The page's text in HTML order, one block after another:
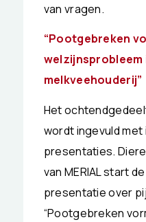
van vragen.
“Pootgebreken
welzijnsprobleem
melkveehouderij”
Het
wordt ingevuld
presentaties.
van MERIAL start
presentatie over
“Pootgebreken